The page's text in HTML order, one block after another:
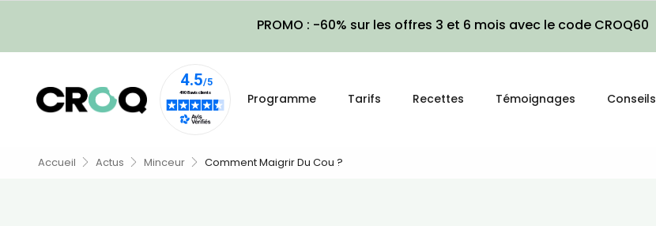
PROMO : -60% sur les offres 3 et 6 mois avec le code CROQ60
Programme Tarifs Recettes Témoignages Conseils
Accueil Actus Minceur Comment Maigrir Du Cou ?